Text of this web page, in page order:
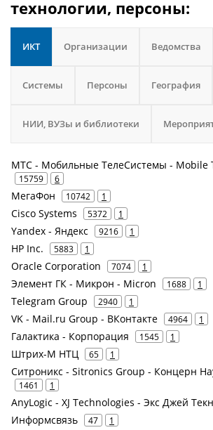
технологии, персоны:
ИКТ Организации Ведомства
Системы Персоны География
НИИ, ВУЗы и библиотеки
МТС - Мобильные ТелеСистемы - Mobile
15759 6
МегаФон 10742 1
Cisco Systems 5372 1
Yandex - Яндекс 9216 1
HP Inc. 5883 1
Oracle Corporation 7074 1
Элемент ГК - Микрон - Micron 1688 1
Telegram Group 2940 1
VK - Mail.ru Group - ВКонтакте 4964 1
Галактика - Корпорация 1545 1
Штрих-М НТЦ 65 1
Ситроникс - Sitronics Group - Концерн
1461 1
AnyLogic - XJ Technologies - Экс Джей
Информсвязь 47 1